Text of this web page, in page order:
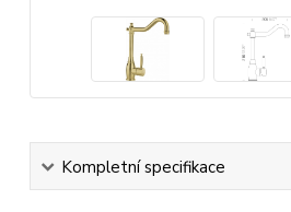
Kompletní specifikace